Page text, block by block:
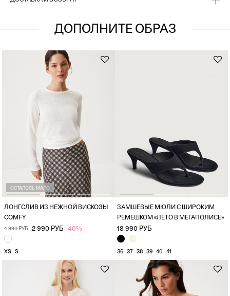
ДОПОЛНИТЕ ОБРАЗ
ОСТАЛОСЬ МАЛО
ЛОНГСЛИВ ИЗ НЕЖНОЙ ВИСКОЗЫ
COMFY
4 990 РУБ 2 990 РУБ -40%
XS S
ЗАМШЕВЫЕ МЮЛИ С ШИРОКИМ
РЕМЕШКОМ «ЛЕТО В МЕГАПОЛИСЕ»
18 990 РУБ
36 37 38 39 40 41